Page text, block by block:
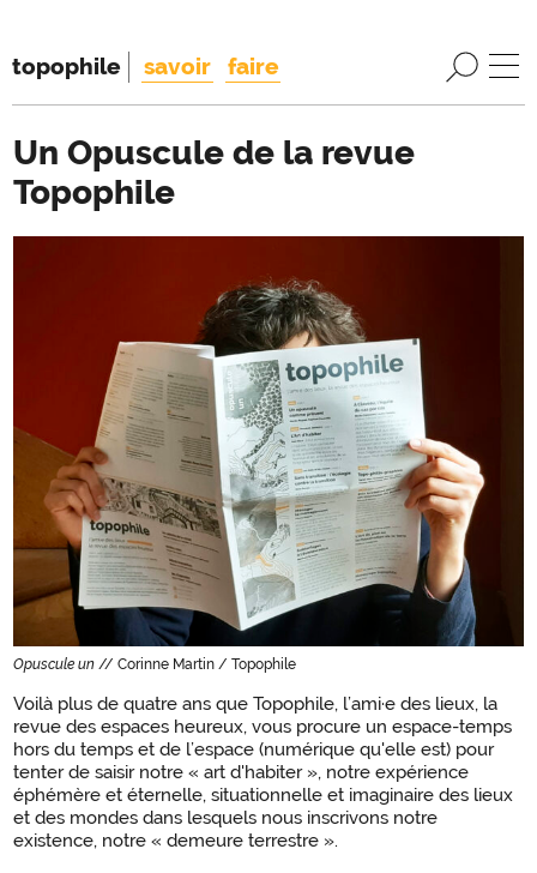
topophile savoir faire
Un Opuscule de la revue
Topophile
Opuscule un // Corinne Martin / Topophile
Voilà plus de quatre ans que Topophile, l’ami·e des lieux, la
revue des espaces heureux, vous procure un espace-temps
hors du temps et de l’espace (numérique qu'elle est) pour
tenter de saisir notre « art d'habiter », notre expérience
éphémère et éternelle, situationnelle et imaginaire des lieux
et des mondes dans lesquels nous inscrivons notre
existence, notre « demeure terrestre ».